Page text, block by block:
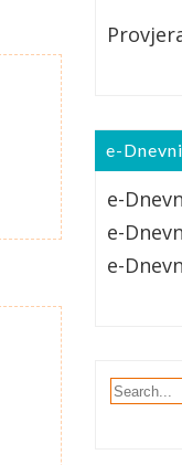
e-
e-
e-
e-